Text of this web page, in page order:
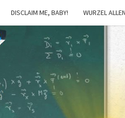
DISCLAIM ME, BABY! WURZEL